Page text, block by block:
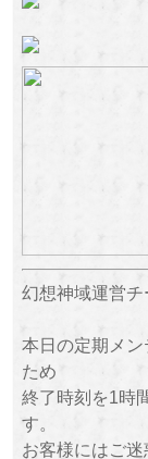
幻想神域運営チ
本日の定期メ
ため
終了時刻を1時
す。
お客様にはご